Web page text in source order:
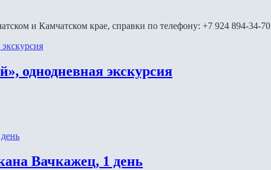
и Камчатском крае, справки по телефону: +7 924 894-34-70
однодневная экскурсия
Вачкажец, 1 день